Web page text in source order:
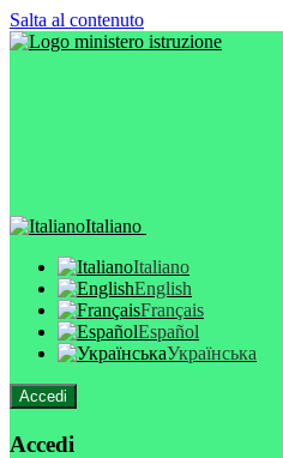
Salta al contenuto
Italiano
Italiano
English
Français
Español
Українська
Accedi
Accedi